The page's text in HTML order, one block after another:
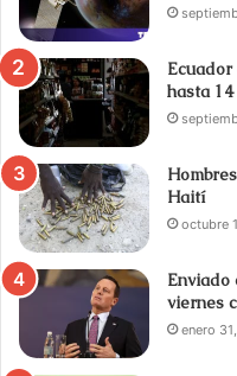
hasta
Haití
octubre
Enviado
viernes
enero